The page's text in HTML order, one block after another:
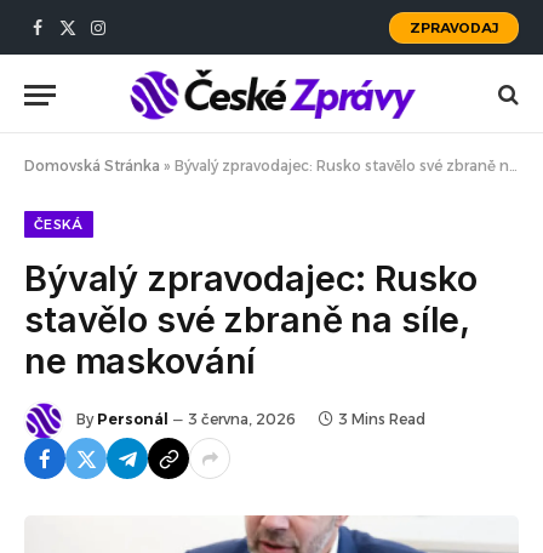
Facebook
X
Instagram
ZPRAVODAJ
Domovská Stránka » Bývalý zpravodajec: Rusko stavělo své zbraně na síle, ne maskování
ČESKÁ
Bývalý zpravodajec: Rusko
stavělo své zbraně na síle,
ne maskování
By Personál 3 června, 2026 3 Mins Read